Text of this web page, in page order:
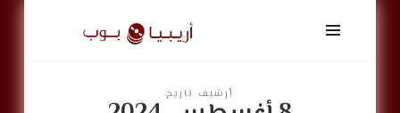
أريبيا
بوب
ArabiaPopأرشيف تاريخ